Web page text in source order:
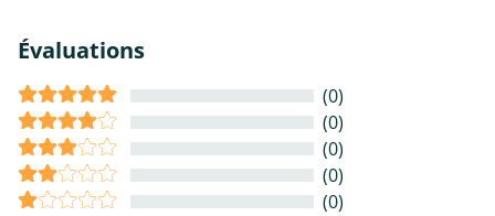
Évaluations
(0)
(0)
(0)
(0)
(0)